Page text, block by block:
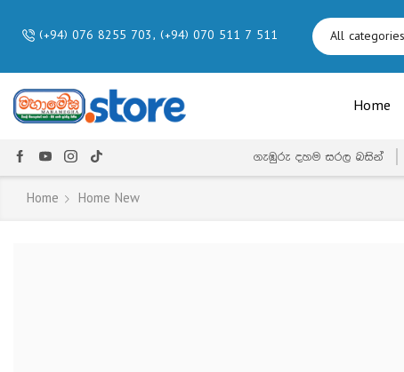
(+94) 076 8255 703, (+94) 070 511 7 511
Home
ගැඹුරු දහම සරල බසින්
Home Home New